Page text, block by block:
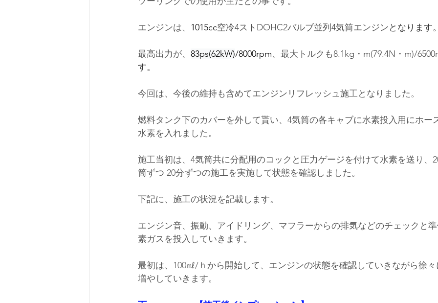
エンジンは、 1015cc空冷4ストDOHC2バルブ並列4気筒エンジンとなります。
最高出力が、 83ps(62kW)/8000rpm、最大トルクも8.1kg・m(79.4N・m)/
す。
今回は、今後の維持も含めてエンジンリフレッシュ施工となりました。
燃料タンク下のカバーを外して貰い、4気筒の各キャブに水素投入用にホー
水素を入れました。
施工当初は、4気筒共に分配用のコックと圧力ゲージを付けて水素を送り、
筒ずつ 20分ずつの施工を実施して状態を確認しました。
下記に、施工の状況を記載します。
エンジン音、振動、アイドリング、マフラーからの排気などのチェックと
素ガスを投入していきます。
最初は、100㎖/ｈから開始して、エンジンの状態を確認していきながら徐
増やしていきます。